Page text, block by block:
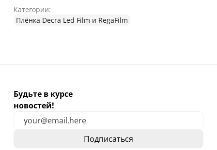
Категории:
Плёнка Decra Led Film и RegaFilm
Будьте в курсе
новостей!